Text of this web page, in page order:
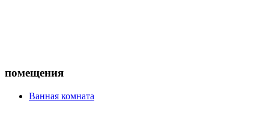
помещения
Ванная комната